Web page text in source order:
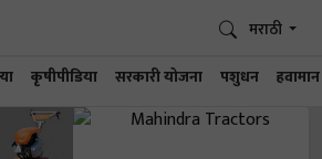
कृषीपीडिया सरकारी योजना पशुधन हवामान
मराठी